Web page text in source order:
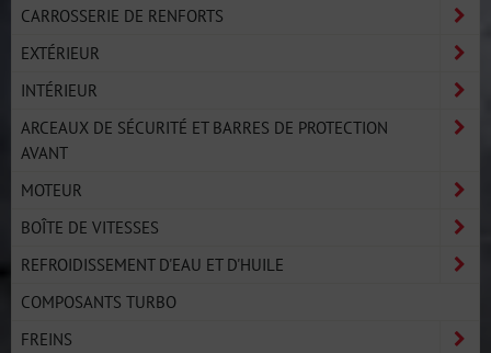
CARROSSERIE DE RENFORTS
EXTÉRIEUR
INTÉRIEUR
ARCEAUX DE SÉCURITÉ ET BARRES DE PROTECTION
AVANT
MOTEUR
BOÎTE DE VITESSES
REFROIDISSEMENT D'EAU ET D'HUILE
COMPOSANTS TURBO
FREINS